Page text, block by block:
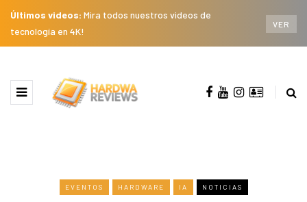
Últimos videos: Mira todos nuestros videos de
tecnología en 4K!
VER
EVENTOS HARDWARE IA NOTICIAS